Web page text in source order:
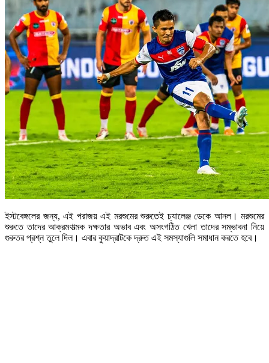
ইস্টবেঙ্গলের জন্য, এই পরাজয় এই মরশুমের শুরুতেই চ্যালেঞ্জ ডেকে আনল। মরশুমের
শুরুতে তাদের আক্রমণাত্মক দক্ষতার অভাব এবং অসংগঠিত খেলা তাদের সম্ভাবনা নিয়ে
গুরুতর প্রশ্ন তুলে দিল। এবার কুয়াদ্রাটকে দ্রুত এই সমস্যাগুলি সমাধান করতে হবে।